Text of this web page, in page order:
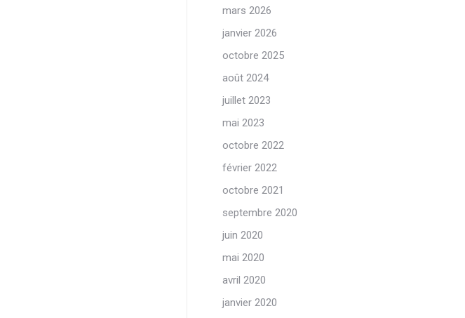
mars 2026
janvier 2026
octobre 2025
août 2024
juillet 2023
mai 2023
octobre 2022
février 2022
octobre 2021
septembre 2020
juin 2020
mai 2020
avril 2020
janvier 2020